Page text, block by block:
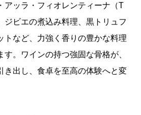
アッラ・フィオレンティーナ（T
ジビエの煮込み料理、黒トリュフ
トなど、力強く香りの豊かな料理
す。ワインの持つ強固な骨格が、
き出し、食卓を至高の体験へと変